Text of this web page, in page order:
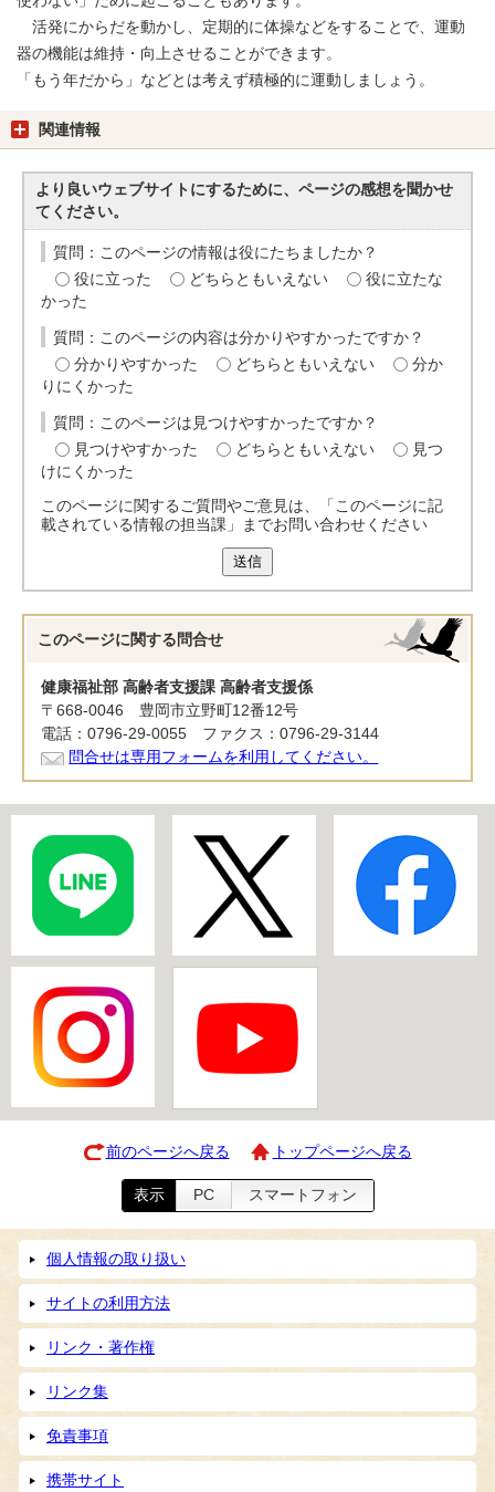
活発にからだを動かし、定期的に体操などをすることで、運動
器の機能は維持・向上させることができます。
「もう年だから」などとは考えず積極的に運動しましょう。
関連情報
より良いウェブサイトにするために、ページの感想を聞かせ
てください。
質問：このページの情報は役にたちましたか？
役に立った
どちらともいえない
役に立たな
かった
質問：このページの内容は分かりやすかったですか？
分かりやすかった
どちらともいえない
分か
りにくかった
質問：このページは見つけやすかったですか？
見つけやすかった
どちらともいえない
見つ
けにくかった
このページに関するご質問やご意見は、「このページに記
載されている情報の担当課」までお問い合わせください
送信
このページに関する 問合せ
健康福祉部 高齢者支援課 高齢者支援係
〒668-0046 豊岡市立野町12番12号
電話：0796-29-0055 ファクス：0796-29-3144
問合せは専用フォームを利用してください。
前のページへ戻る トップページへ戻る
表示 PC スマートフォン
個人情報の取り扱い
サイトの利用方法
リンク・著作権
リンク集
免責事項
携帯サイト